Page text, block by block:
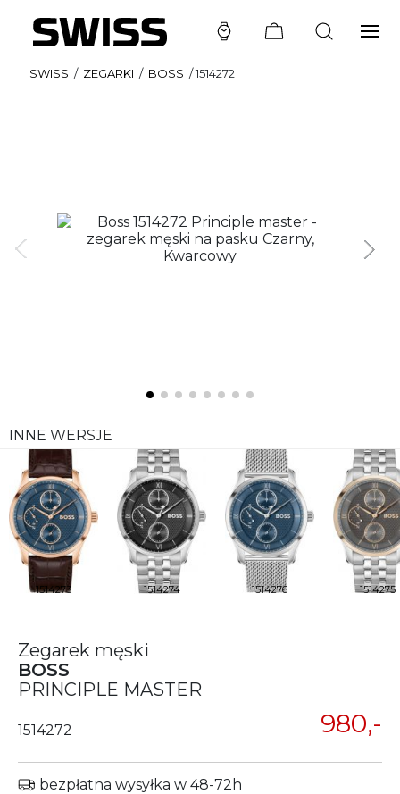
SWISS / ZEGARKI / BOSS /1514272
INNE WERSJE
1514273 1514274 1514276 1514275
Zegarek męski
BOSS
PRINCIPLE MASTER
1514272 980,-
bezpłatna wysyłka w 48-72h